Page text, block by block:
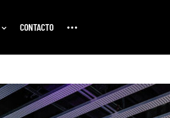
CONTACTO